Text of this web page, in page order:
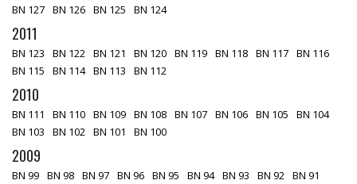
BN 127 BN 126 BN 125 BN 124
2011
BN 123 BN 122 BN 121 BN 120 BN 119 BN 118 BN 117 BN 116
BN 115
BN 114 BN 113 BN 112
2010
BN 111 BN 110 BN 109 BN 108 BN 107 BN 106 BN 105
BN 104
BN 103
BN 102 BN 101 BN 100
2009
BN 99 BN 98 BN 97 BN 96 BN 95 BN 94 BN 93 BN 92 BN 91